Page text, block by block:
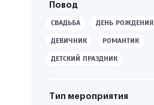
Повод
СВАДЬБА ДЕНЬ РОЖДЕНИЯ
ДЕВИЧНИК РОМАНТИК
ДЕТСКИЙ ПРАЗДНИК
Тип мероприятия